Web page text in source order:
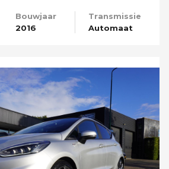
Bouwjaar
2016
Transmissie
Automaat